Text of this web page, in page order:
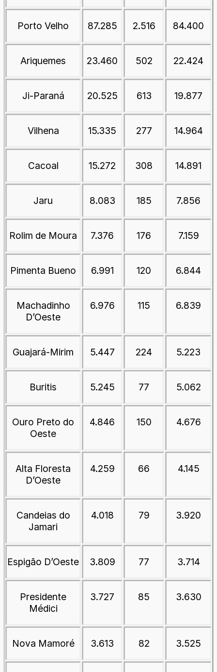
Porto Velho 87.285 2.516 84.400
Ariquemes 23.460 502 22.424
Ji-Paraná 20.525 613 19.877
Vilhena 15.335 277 14.964
Cacoal 15.272 308 14.891
Jaru 8.083 185 7.856
Rolim de Moura 7.376 176 7.159
Pimenta Bueno 6.991 120 6.844
Machadinho
D’Oeste
6.976 115 6.839
Guajará-Mirim 5.447 224 5.223
Buritis 5.245 77 5.062
Ouro Preto do
Oeste
4.846 150 4.676
Alta Floresta
D’Oeste
4.259 66 4.145
Candeias do
Jamari
4.018 79 3.920
Espigão D’Oeste 3.809 77 3.714
Presidente
Médici
3.727 85 3.630
Nova Mamoré 3.613 82 3.525